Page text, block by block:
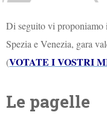
Di seguito vi
Spezia e Venezia, gara
(VOTATE I VOSTRI
Le pagelle